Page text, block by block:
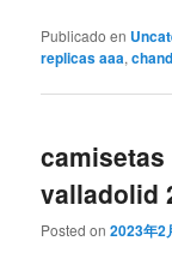
Publicado en
replicas aaa,
valladolid
Posted on2023年2